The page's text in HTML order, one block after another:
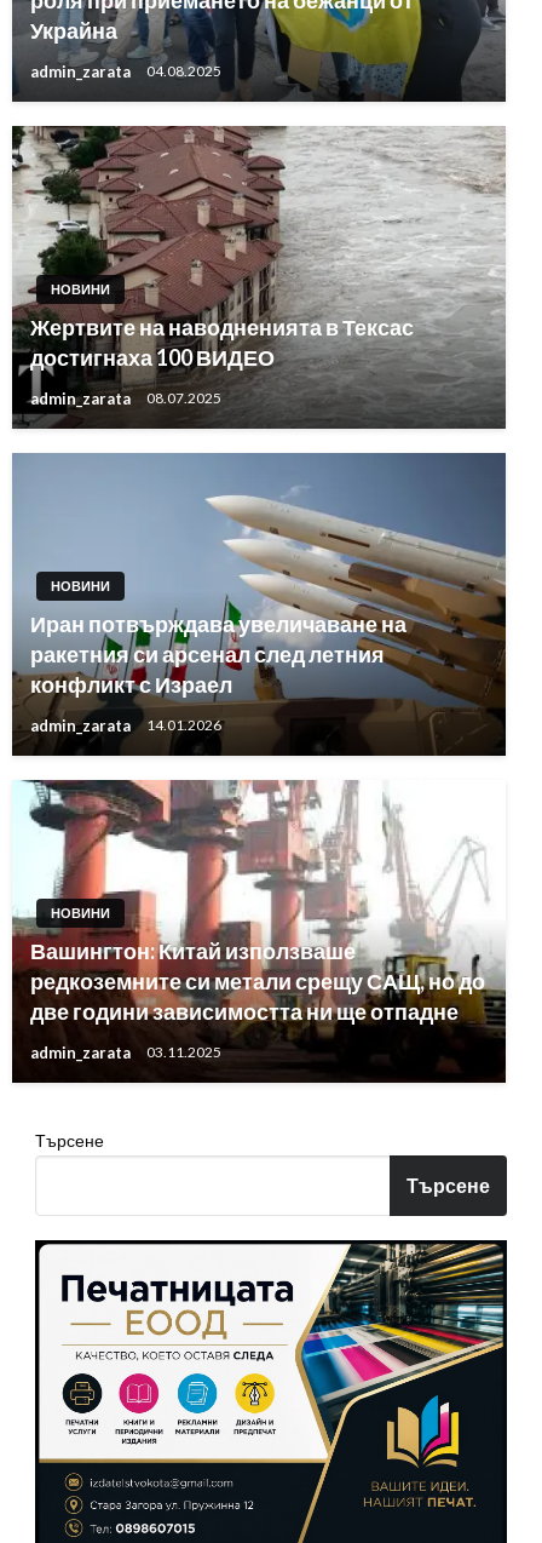
Украйна
admin_zarata 04.08.2025
НОВИНИ
Жертвите на наводненията в Тексас
достигнаха 100 ВИДЕО
admin_zarata 08.07.2025
НОВИНИ
Иран потвърждава увеличаване на
ракетния си арсенал след летния
конфликт с Израел
admin_zarata 14.01.2026
НОВИНИ
Вашингтон: Китай използваше
редкоземните си метали срещу САЩ, но до
две години зависимостта ни ще отпадне
admin_zarata 03.11.2025
Търсене
Търсене